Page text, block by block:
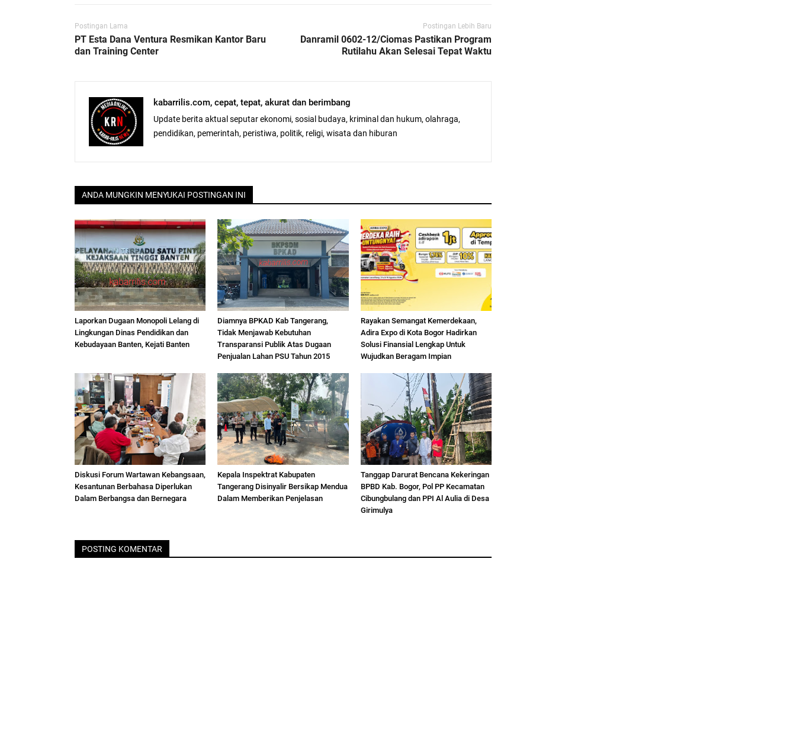
Postingan Lama
PT Esta Dana Ventura Resmikan Kantor Baru
dan Training Center
Postingan Lebih Baru
Danramil 0602-12/Ciomas Pastikan Program
Rutilahu Akan Selesai Tepat Waktu
kabarrilis.com, cepat, tepat, akurat dan berimbang
Update berita aktual seputar ekonomi, sosial budaya, kriminal dan hukum, olahraga,
pendidikan, pemerintah, peristiwa, politik, religi, wisata dan hiburan
ANDA MUNGKIN MENYUKAI POSTINGAN INI
Laporkan Dugaan Monopoli Lelang di
Lingkungan Dinas Pendidikan dan
Kebudayaan Banten, Kejati Banten
Diamnya BPKAD Kab Tangerang,
Tidak Menjawab Kebutuhan
Transparansi Publik Atas Dugaan
Penjualan Lahan PSU Tahun 2015
Rayakan Semangat Kemerdekaan,
Adira Expo di Kota Bogor Hadirkan
Solusi Finansial Lengkap Untuk
Wujudkan Beragam Impian
Diskusi Forum Wartawan Kebangsaan,
Kesantunan Berbahasa Diperlukan
Dalam Berbangsa dan Bernegara
Kepala Inspektrat Kabupaten
Tangerang Disinyalir Bersikap Mendua
Dalam Memberikan Penjelasan
Tanggap Darurat Bencana Kekeringan
BPBD Kab. Bogor, Pol PP Kecamatan
Cibungbulang dan PPI Al Aulia di Desa
Girimulya
POSTING KOMENTAR